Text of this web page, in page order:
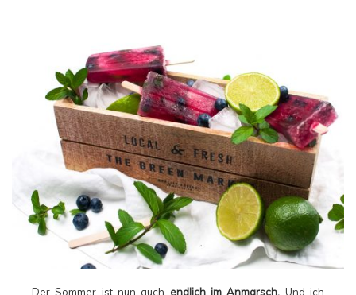
Der Sommer ist nun auch endlich im Anmarsch. Und ich